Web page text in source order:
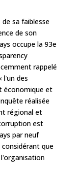
sa faiblesse
de son
occupe la 93e
rappelé
l'un des
économique et
réalisée
régional et
est
par neuf
que